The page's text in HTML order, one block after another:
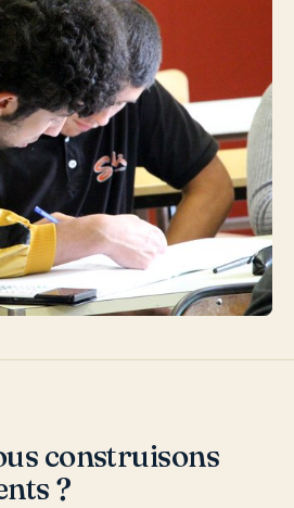
construisons
?